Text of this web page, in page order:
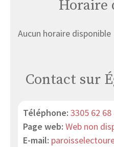
Horaire
Aucun horaire disponible
Contact sur
Téléphone: 3305 62 68
Page web: Web non
E-mail: